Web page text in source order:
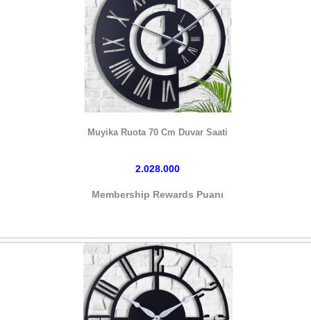
Muyika Ruota 70 Cm Duvar Saati
2.028.000
Membership Rewards Puanı